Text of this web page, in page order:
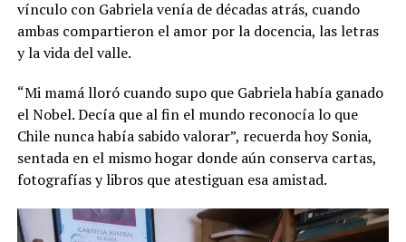
vínculo con Gabriela venía de décadas atrás, cuando
ambas compartieron el amor por la docencia, las letras
y la vida del valle.
“Mi mamá lloró cuando supo que Gabriela había ganado
el Nobel. Decía que al fin el mundo reconocía lo que
Chile nunca había sabido valorar”, recuerda hoy Sonia,
sentada en el mismo hogar donde aún conserva cartas,
fotografías y libros que atestiguan esa amistad.